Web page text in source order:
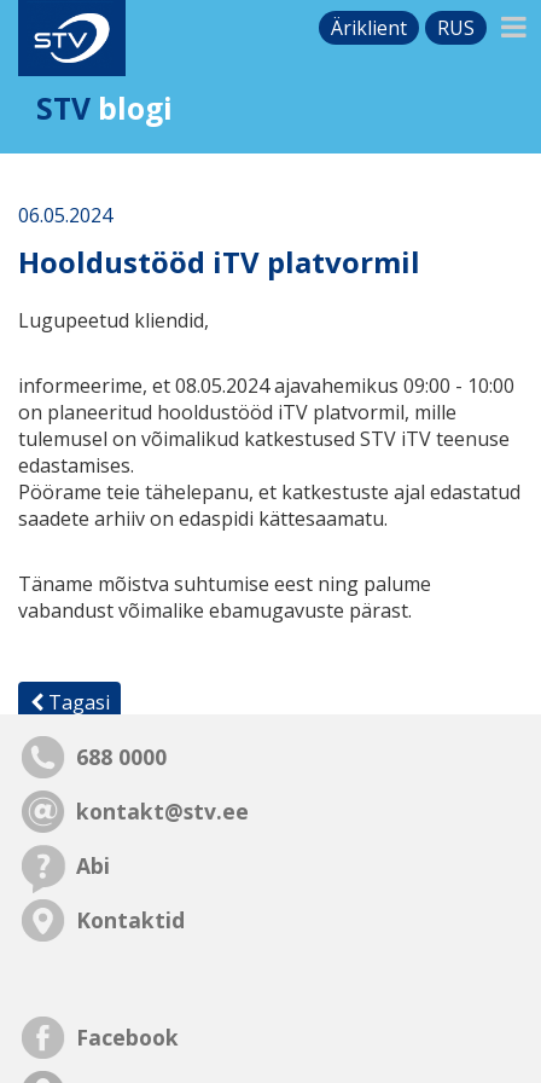
Äriklient RUS
STV blogi
06.05.2024
Hooldustööd iTV platvormil
Lugupeetud kliendid,
informeerime, et 08.05.2024 ajavahemikus 09:00 - 10:00
on planeeritud hooldustööd iTV platvormil, mille
tulemusel on võimalikud katkestused STV iTV teenuse
edastamises.
Pöörame teie tähelepanu, et katkestuste ajal edastatud
saadete arhiiv on edaspidi kättesaamatu.
Täname mõistva suhtumise eest ning palume
vabandust võimalike ebamugavuste pärast.
Tagasi
688 0000
kontakt@stv.ee
Abi
Kontaktid
Facebook